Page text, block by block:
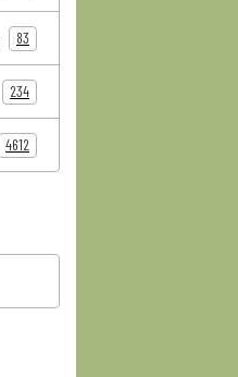
83
234
4612